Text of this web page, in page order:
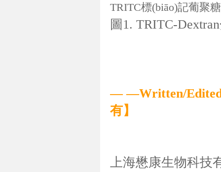
圖1. TRITC-
— —Written/Edited
有】
上海懋康生物科技